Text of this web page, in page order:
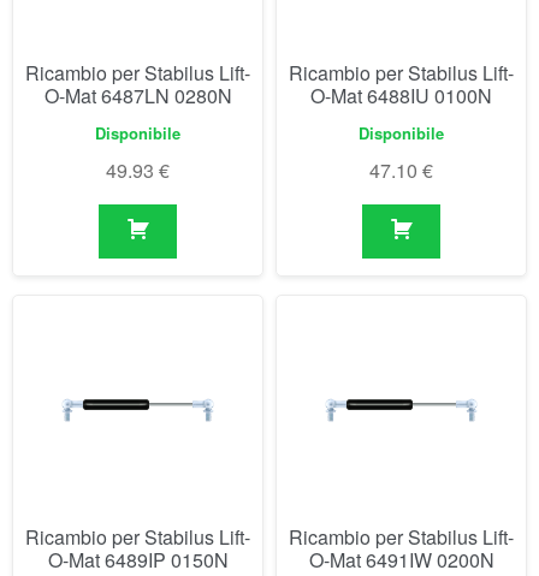
Ricambio per Stabilus Lift-
O-Mat 6487LN 0280N
Disponibile
49.93 €
Ricambio per Stabilus Lift-
O-Mat 6488IU 0100N
Disponibile
47.10 €
Ricambio per Stabilus Lift-
O-Mat 6489IP 0150N
Ricambio per Stabilus Lift-
O-Mat 6491IW 0200N